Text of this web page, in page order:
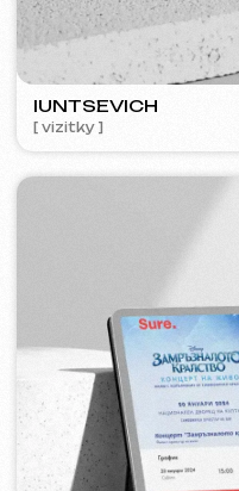
COFFEE FACTORY
[ redesign webu ]
FEOH COSMETIC
[ e-shop ]